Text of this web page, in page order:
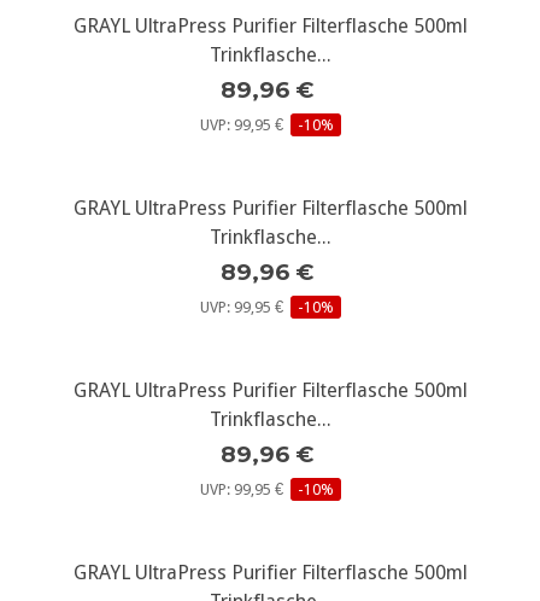
GRAYL UltraPress Purifier Filterflasche 500ml
Trinkflasche...
89,96 €
UVP: 99,95 € -10%
GRAYL UltraPress Purifier Filterflasche 500ml
Trinkflasche...
89,96 €
UVP: 99,95 € -10%
GRAYL UltraPress Purifier Filterflasche 500ml
Trinkflasche...
89,96 €
UVP: 99,95 € -10%
GRAYL UltraPress Purifier Filterflasche 500ml